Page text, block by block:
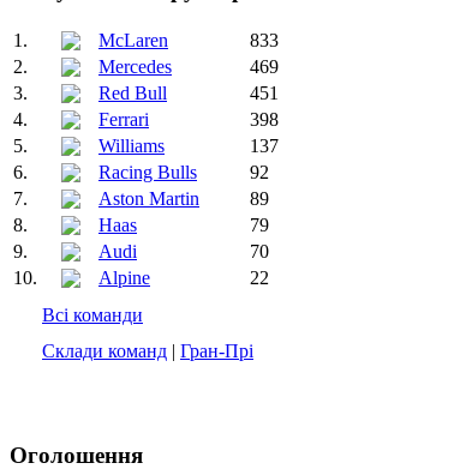
1. McLaren
833
2.
Mercedes
469
3.
Red Bull
451
4.
Ferrari
398
5.
Williams
137
6.
Racing Bulls
92
7.
Aston Martin
89
8.
Haas
79
9.
Audi
70
10.
Alpine
22
Всі команди
Склади команд | Гран-Прі
Оголошення